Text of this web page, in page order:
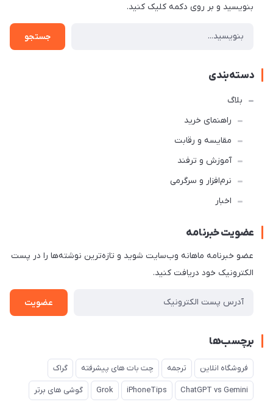
بنویسید و بر روی دکمه کلیک کنید.
جستجو
دسته‌بندی
بلاگ
راهنمای خرید
مقایسه و رقابت
آموزش و ترفند
نرم‌افزار و سرگرمی
اخبار
عضویت خبرنامه
عضو خبرنامه ماهانه وب‌سایت شوید و تازه‌ترین نوشته‌ها را در پست
الکترونیک خود دریافت کنید.
عضویت
برچسب‌ها
فروشگاه انلاین ترجمه چت بات های پیشرفته گراک
ChatGPT vs Gemini
iPhoneTips
Grok گوشی های برتر